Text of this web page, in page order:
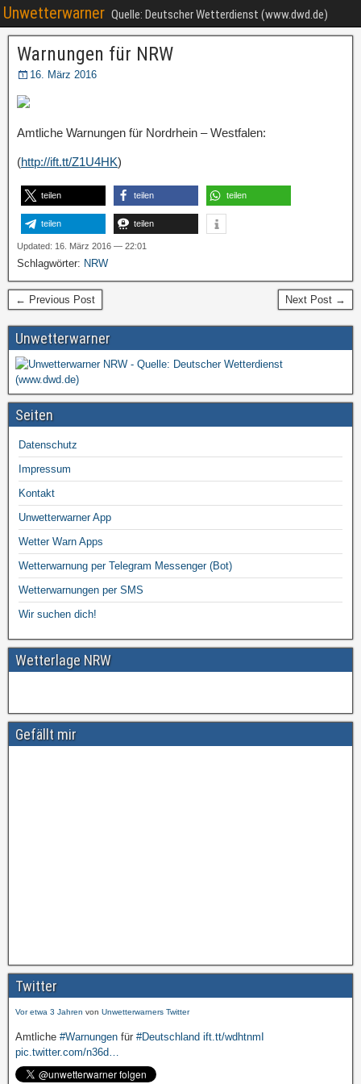
Unwetterwarner Quelle: Deutscher Wetterdienst (www.dwd.de)
Warnungen für NRW
16. März 2016
Amtliche Warnungen für Nordrhein – Westfalen:
(http://ift.tt/Z1U4HK)
teilen teilen teilen
teilen teilen
Updated: 16. März 2016 — 22:01
Schlagwörter: NRW
← Previous Post Next Post →
Unwetterwarner
Seiten
Datenschutz
Impressum
Kontakt
Unwetterwarner App
Wetter Warn Apps
Wetterwarnung per Telegram Messenger (Bot)
Wetterwarnungen per SMS
Wir suchen dich!
Wetterlage NRW
Gefällt mir
Twitter
Amtliche#Warnungenfür#Deutschland ift.tt/wdhtnmI
pic.twitter.com/cmFX…
pic.twitter.com/n36d…